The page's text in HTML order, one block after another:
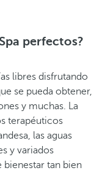
perfectos?
libres disfrutando
se pueda obtener,
y muchas. La
terapéuticos
las aguas
y variados
tan bien